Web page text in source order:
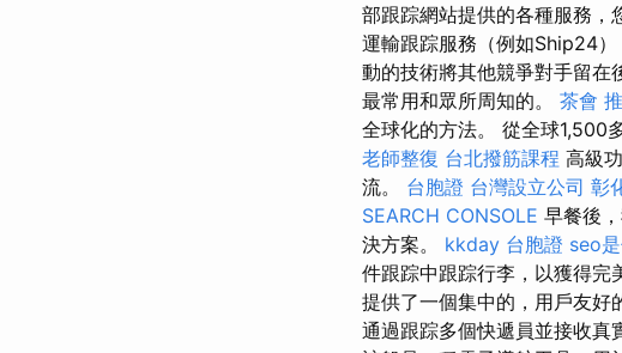
部跟踪網站提供的各種服務，
運輸跟踪服務（例如Ship24
動的技術將其他競爭對手留在
最常用和眾所周知的。 茶會
全球化的方法。 從全球1,500
老師整復 台北撥筋課程 高級
流。 台胞證 台灣設立公司 彰
SEARCH CONSOLE 早餐後
決方案。 kkday 台胞證 seo
件跟踪中跟踪行李，以獲得完
提供了一個集中的，用戶友好
通過跟踪多個快遞員並接收真